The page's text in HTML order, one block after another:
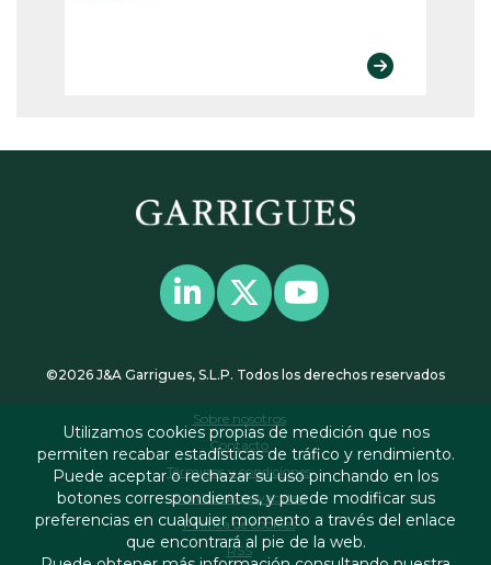
©2026 J&A Garrigues, S.L.P. Todos los derechos reservados
Sobre nosotros
Contacto
Términos y condiciones
Política de privacidad
Política de cookies
RSS
Utilizamos cookies propias de medición que nos
permiten recabar estadísticas de tráfico y rendimiento.
Puede aceptar o rechazar su uso pinchando en los
botones correspondientes, y puede modificar sus
preferencias en cualquier momento a través del enlace
que encontrará al pie de la web.